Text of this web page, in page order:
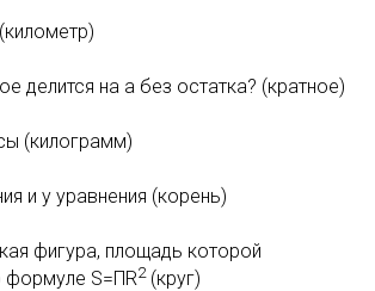
делится на а без остатка? (кратное)
(килограмм)
и у уравнения (корень)
фигура, площадь которой
формуле S=ПR2(круг)